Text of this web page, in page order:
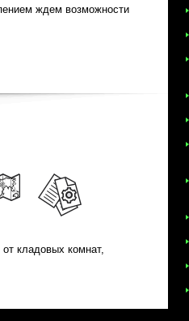
ждем возможности
кладовых комнат,